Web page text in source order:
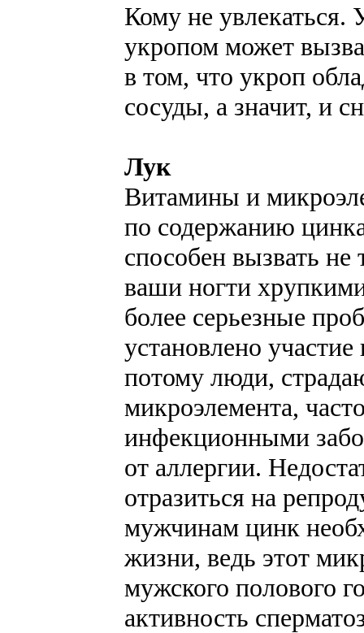
Кому не увлекаться.
укропом может
в том, что укроп
сосуды, а значит, и
Лук
Витамины и
по содержанию
способен вызвать не
ваши ногти
более серьезные
установлено
потому люди,
микроэлемента,
инфекционными
от аллергии.
отразиться на
мужчинам цинк
жизни, ведь этот
мужского полового
активность